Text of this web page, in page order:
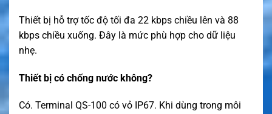
Thiết bị hỗ trợ tốc độ tối đa 22 kbps chiều lên và 88
kbps chiều xuống. Đây là mức phù hợp cho dữ liệu
nhẹ.
Thiết bị có chống nước không?
Có. Terminal QS-100 có vỏ IP67. Khi dùng trong môi